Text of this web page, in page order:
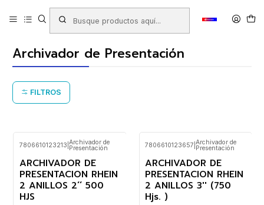
Productos LIBRERIA Oficina Archivo Archivadores
Archivador de Presentación
Archivador de Presentación
FILTROS
7806610123213 Archivador de
Presentación
ARCHIVADOR DE
PRESENTACION RHEIN
2 ANILLOS 2´´ 500
HJS
7806610123657 Archivador de
Presentación
ARCHIVADOR DE
PRESENTACION RHEIN
2 ANILLOS 3'' (750
Hjs. )